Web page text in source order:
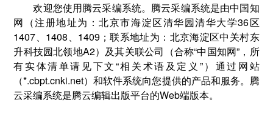
欢迎您使用腾云采编系统。腾云采编系统是由中国知
网（注册地址为：北京市海淀区清华园清华大学36区
1407、1408、1409；联系地址为：北京海淀区中关村东
升科技园北领地A2）及其关联公司（合称“中国知网”，所
有实体清单请见下文“相关术语及定义”）通过网站
（*.cbpt.cnki.net）和软件系统向您提供的产品和服务。腾
云采编系统是腾云编辑出版平台的Web端版本。